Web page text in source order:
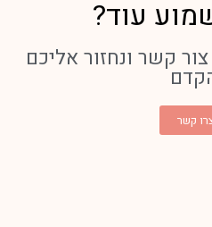
עוד?
קשר ונחזור אליכם
קשר